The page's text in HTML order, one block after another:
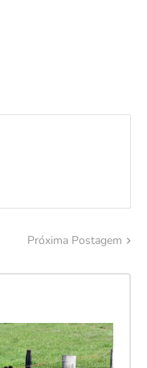
Próxima Postagem